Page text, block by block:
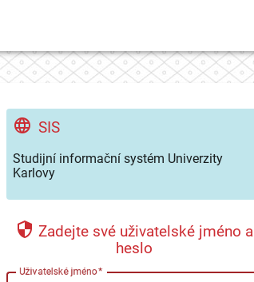
SIS
Studijní informační systém Univerzity
Karlovy
Zadejte své uživatelské jméno a
heslo
Uživatelské jméno